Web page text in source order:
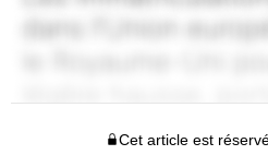
Cet article est